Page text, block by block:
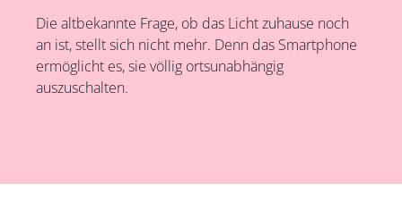
Die altbekannte Frage, ob das Licht zuhause noch
an ist, stellt sich nicht mehr. Denn das Smartphone
ermöglicht es, sie völlig ortsunabhängig
auszuschalten.